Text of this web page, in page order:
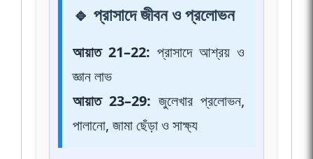
🔹 প্রাসাদে জীবন ও প্রলোভন
আয়াত 21–22: প্রাসাদে আশ্রয় ও
জ্ঞান লাভ
আয়াত 23–29: জুলেখার প্রলোভন,
পালানো, জামা ছেঁড়া ও সাক্ষ্য